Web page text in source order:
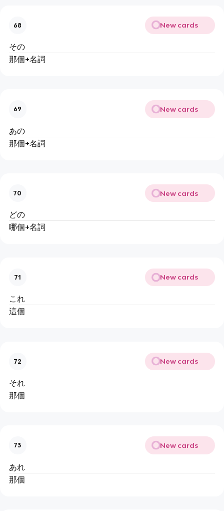
68 New cards
その
那個+名詞
69 New cards
あの
那個+名詞
70 New cards
どの
哪個+名詞
71 New cards
これ
這個
72 New cards
それ
那個
73 New cards
あれ
那個